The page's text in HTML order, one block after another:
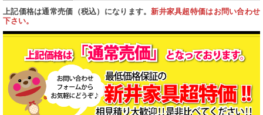
上記価格は通常売価（税込）になります。新井家具超特価はお問い合わせ
下さい。